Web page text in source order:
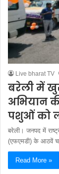
Live bharat TV
बरेली में
अभियान
पशुओं को
बरेली। जनपद में
(एफएमडी) के आठवें
Read More »